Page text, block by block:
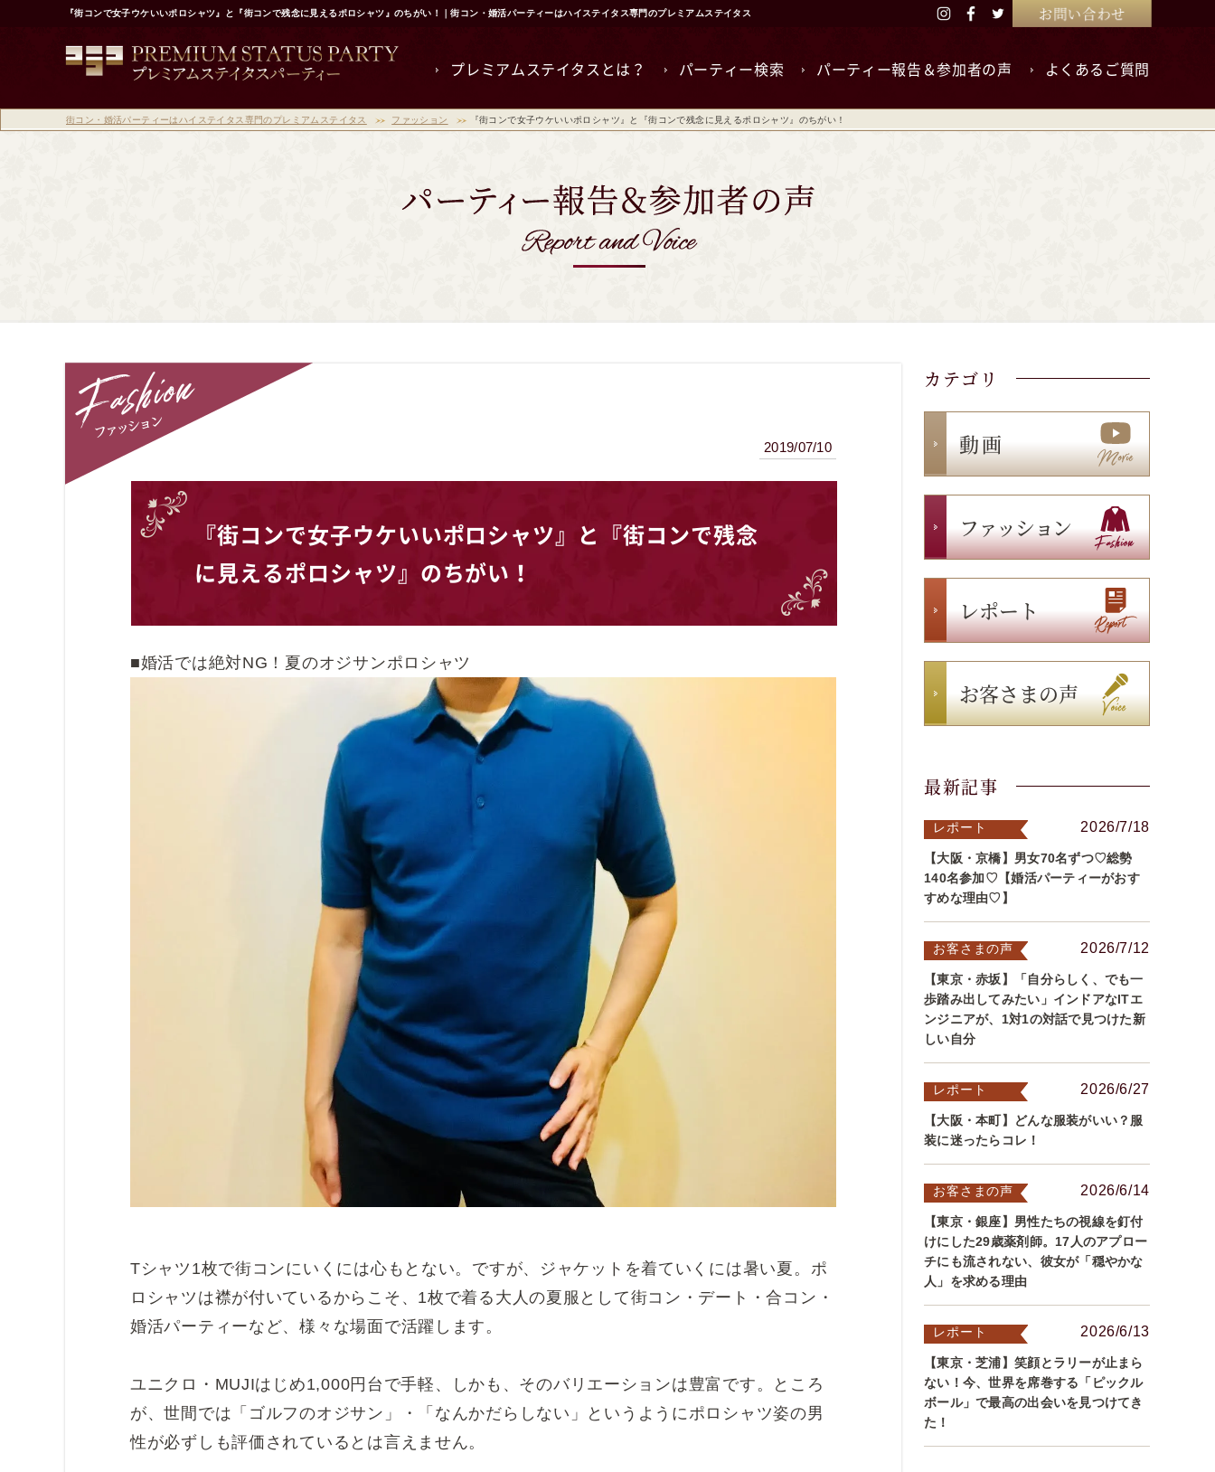
『街コンで女子ウケいいポロシャツ』と『街コンで残念に見えるポロシャツ』のちがい！｜街コン・婚活パーティーはハイステイタス専門のプレミアムステイタス お問い合わせ
プレミアムステイタスとは？ パーティー検索 パーティー報告＆参加者の声 よくあるご質問
街コン・婚活パーティーはハイステイタス専門のプレミアムステイタス ファッション 『街コンで女子ウケいいポロシャツ』と『街コンで残念に見えるポロシャツ』のちがい！
2019/07/10
『街コンで女子ウケいいポロシャツ』と『街コンで残念
に見えるポロシャツ』のちがい！
■婚活では絶対NG！夏のオジサンポロシャツ
Tシャツ1枚で街コンにいくには心もとない。ですが、ジャケットを着ていくには暑い夏。ポ
ロシャツは襟が付いているからこそ、1枚で着る大人の夏服として街コン・デート・合コン・
婚活パーティーなど、様々な場面で活躍します。
ユニクロ・MUJIはじめ1,000円台で手軽、しかも、そのバリエーションは豊富です。ところ
が、世間では「ゴルフのオジサン」・「なんかだらしない」というようにポロシャツ姿の男
性が必ずしも評価されているとは言えません。
カテゴリ
動 画
ファッション
レポート
お客さまの声
最新記事
2026/7/18
レポート
【大阪・京橋】男女70名ずつ♡総勢
140名参加♡【婚活パーティーがおす
すめな理由♡】
2026/7/12
お客さまの声
【東京・赤坂】「自分らしく、でも一
歩踏み出してみたい」インドアなITエ
ンジニアが、1対1の対話で見つけた新
しい自分
2026/6/27
レポート
【大阪・本町】どんな服装がいい？服
装に迷ったらコレ！
2026/6/14
お客さまの声
【東京・銀座】男性たちの視線を釘付
けにした29歳薬剤師。17人のアプロー
チにも流されない、彼女が「穏やかな
人」を求める理由
2026/6/13
レポート
【東京・芝浦】笑顔とラリーが止まら
ない！今、世界を席巻する「ピックル
ボール」で最高の出会いを見つけてき
た！